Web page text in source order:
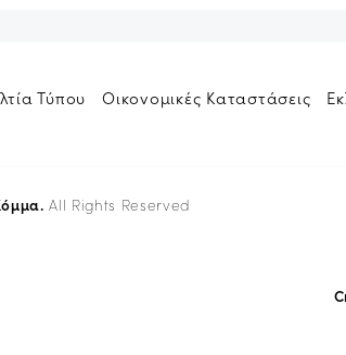
Τύπου Οικονομικές Καταστάσεις
All Rights Reserved